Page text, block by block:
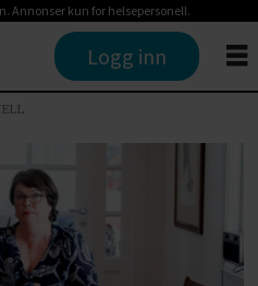
Annonser kun for helsepersonell.
Logg inn